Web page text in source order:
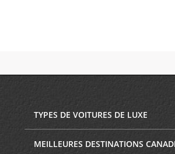
TYPES DE VOITURES DE LUXE
MEILLEURES DESTINATIONS